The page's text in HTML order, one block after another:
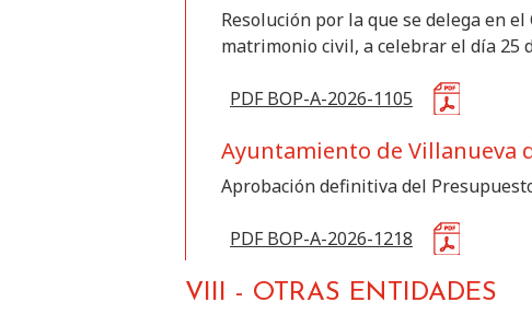
Resolución por la que se delega en
matrimonio civil, a celebrar el día 25
PDF BOP-A-2026-1105
Ayuntamiento de Villanueva
Aprobación definitiva del
PDF BOP-A-2026-1218
VIII - OTRAS ENTIDADES